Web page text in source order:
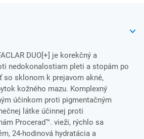
DUO[+] je korekčný a
nedokonalostiam pleti a stopám po
so sklonom k prejavom akné,
kožného mazu. Komplexný
účinkom proti pigmentačným
látke účinnej proti
Procerad™. vieži, rýchlo sa
24-hodinová hydratácia a